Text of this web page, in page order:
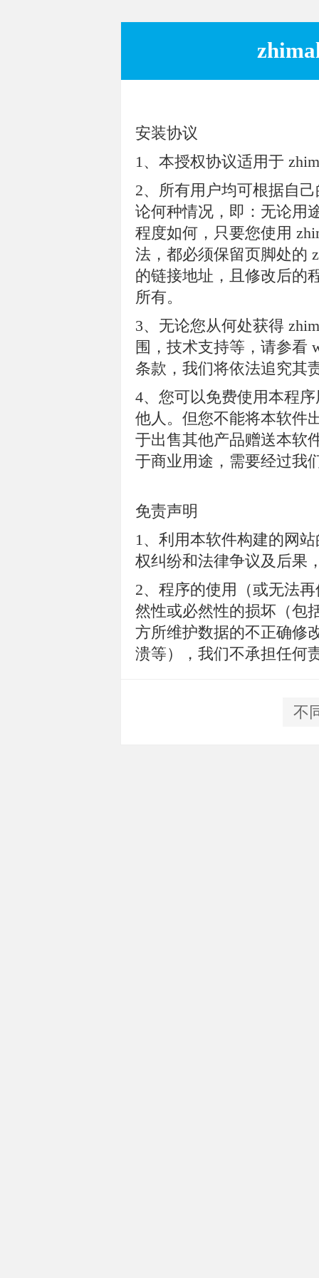
安装协议
1、本授权协议适用于
2、所有用户均可根据自
论何种情况，即：无论用
程度如何，只要您使用
法，都必须保留页脚处的
的链接地址，且修改后的
所有。
3、无论您从何处获得
围，技术支持等，请参看
条款，我们将依法追究其
4、您可以免费使用本程
他人。但您不能将本软件
于出售其他产品赠送本软
于商业用途，需要经过我
免责声明
1、利用本软件构建的网
权纠纷和法律争议及后果
2、程序的使用（或无法
然性或必然性的损坏（包
方所维护数据的不正确修
溃等），我们不承担任何
不